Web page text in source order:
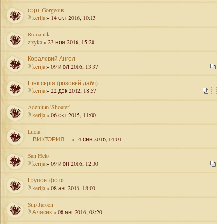
сорт Gorgeous
kerija» 14 окт 2016, 10:13
Romantik
zizyka» 23 ноя 2016, 15:20
Кораловий Ангел
kerija» 09 июл 2016, 13:37
Пінк серія (розовий дабл)
1
kerija» 22 дек 2012, 18:57
Adenium 'Shooter'
kerija» 06 окт 2015, 11:00
Lucia
-=ВИКТОРИЯ=-» 14 сен 2016, 14:01
San Helo
kerija» 09 июн 2016, 12:00
Групові фото
kerija» 08 авг 2016, 18:00
Sup Jaroen
Алясик» 08 авг 2016, 08:20